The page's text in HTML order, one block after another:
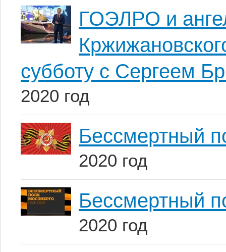
ГОЭЛРО и
субботу с Сергеем
2020 год
Бессмертный
2020 год
Бессмертный
2020 год